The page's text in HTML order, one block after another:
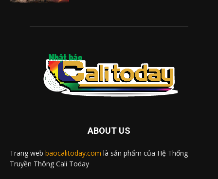
ABOUT US
Trang web baocalitoday.com là sản phẩm của Hệ Thống
Truyền Thông Cali Today